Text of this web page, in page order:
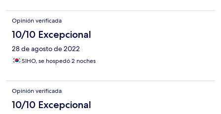
Opinión verificada
10/10 Excepcional
28 de agosto de 2022
SIHO, se hospedó 2 noches
Opinión verificada
10/10 Excepcional